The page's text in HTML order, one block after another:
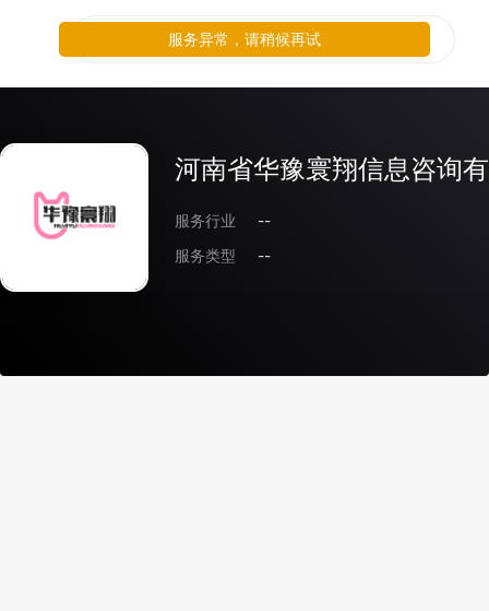
河南省华豫寰翔信息咨询
服务行业
--
服务类型
--
服务异常，请稍候再试